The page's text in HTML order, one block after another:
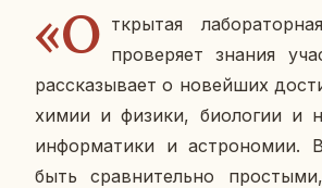
«О т­кры­тая
про­ве­ря­ет знания
рас­ска­зы­ва­ет о но­вей­ших
химии и физики, био­ло­гии и
ин­фор­ма­ти­ки и аст­ро­но­мии.
быть срав­ни­тель­но